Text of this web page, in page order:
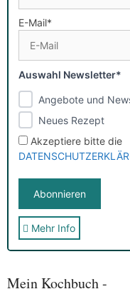
E-Mail*
Auswahl Newsletter*
Angebote und
Neues Rezept
Akzeptiere bitte die
Sie erhalten nach der
Speicherung und
Myfoodstory
Mehr Info
Mein Kochbuch -